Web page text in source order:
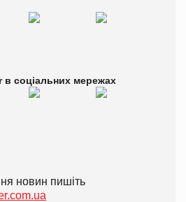
в соціальних мережах
новин пишіть